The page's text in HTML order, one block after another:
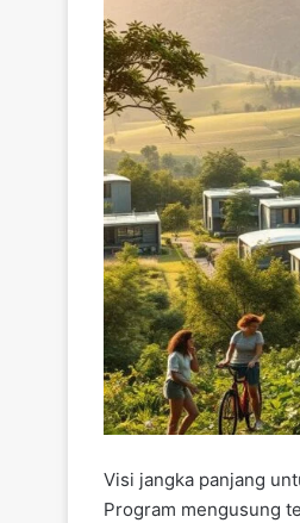
Visi jangka panjang
Program mengusung